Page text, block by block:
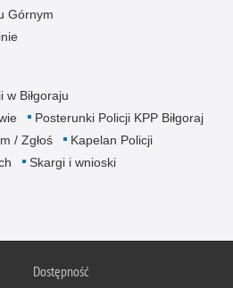
Górnym
w Biłgoraju
Posterunki Policji KPP Biłgoraj
/ Zgłoś
Kapelan Policji
Skargi i wnioski
Dostępność